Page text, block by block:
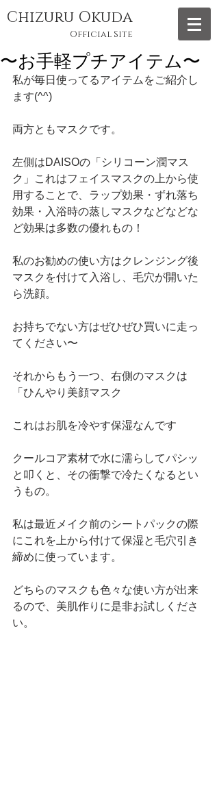
Chizuru Okuda
Official Site
〜お手軽プチアイテム〜
私が毎日使ってるアイテムをご紹介し
ます(^^)
両方ともマスクです。
左側はDAISOの「シリコーン潤マス
ク」これはフェイスマスクの上から使
用することで、ラップ効果・ずれ落ち
効果・入浴時の蒸しマスクなどなどな
ど効果は多数の優れもの！
私のお勧めの使い方はクレンジング後
マスクを付けて入浴し、毛穴が開いた
ら洗顔。
お持ちでない方はぜひぜひ買いに走っ
てください〜
それからもう一つ、右側のマスクは
「ひんやり美顔マスク
これはお肌を冷やす保湿なんです
クールコア素材で水に濡らしてパシッ
と叩くと、その衝撃で冷たくなるとい
うもの。
私は最近メイク前のシートパックの際
にこれを上から付けて保湿と毛穴引き
締めに使っています。
どちらのマスクも色々な使い方が出来
るので、美肌作りに是非お試しくださ
い。